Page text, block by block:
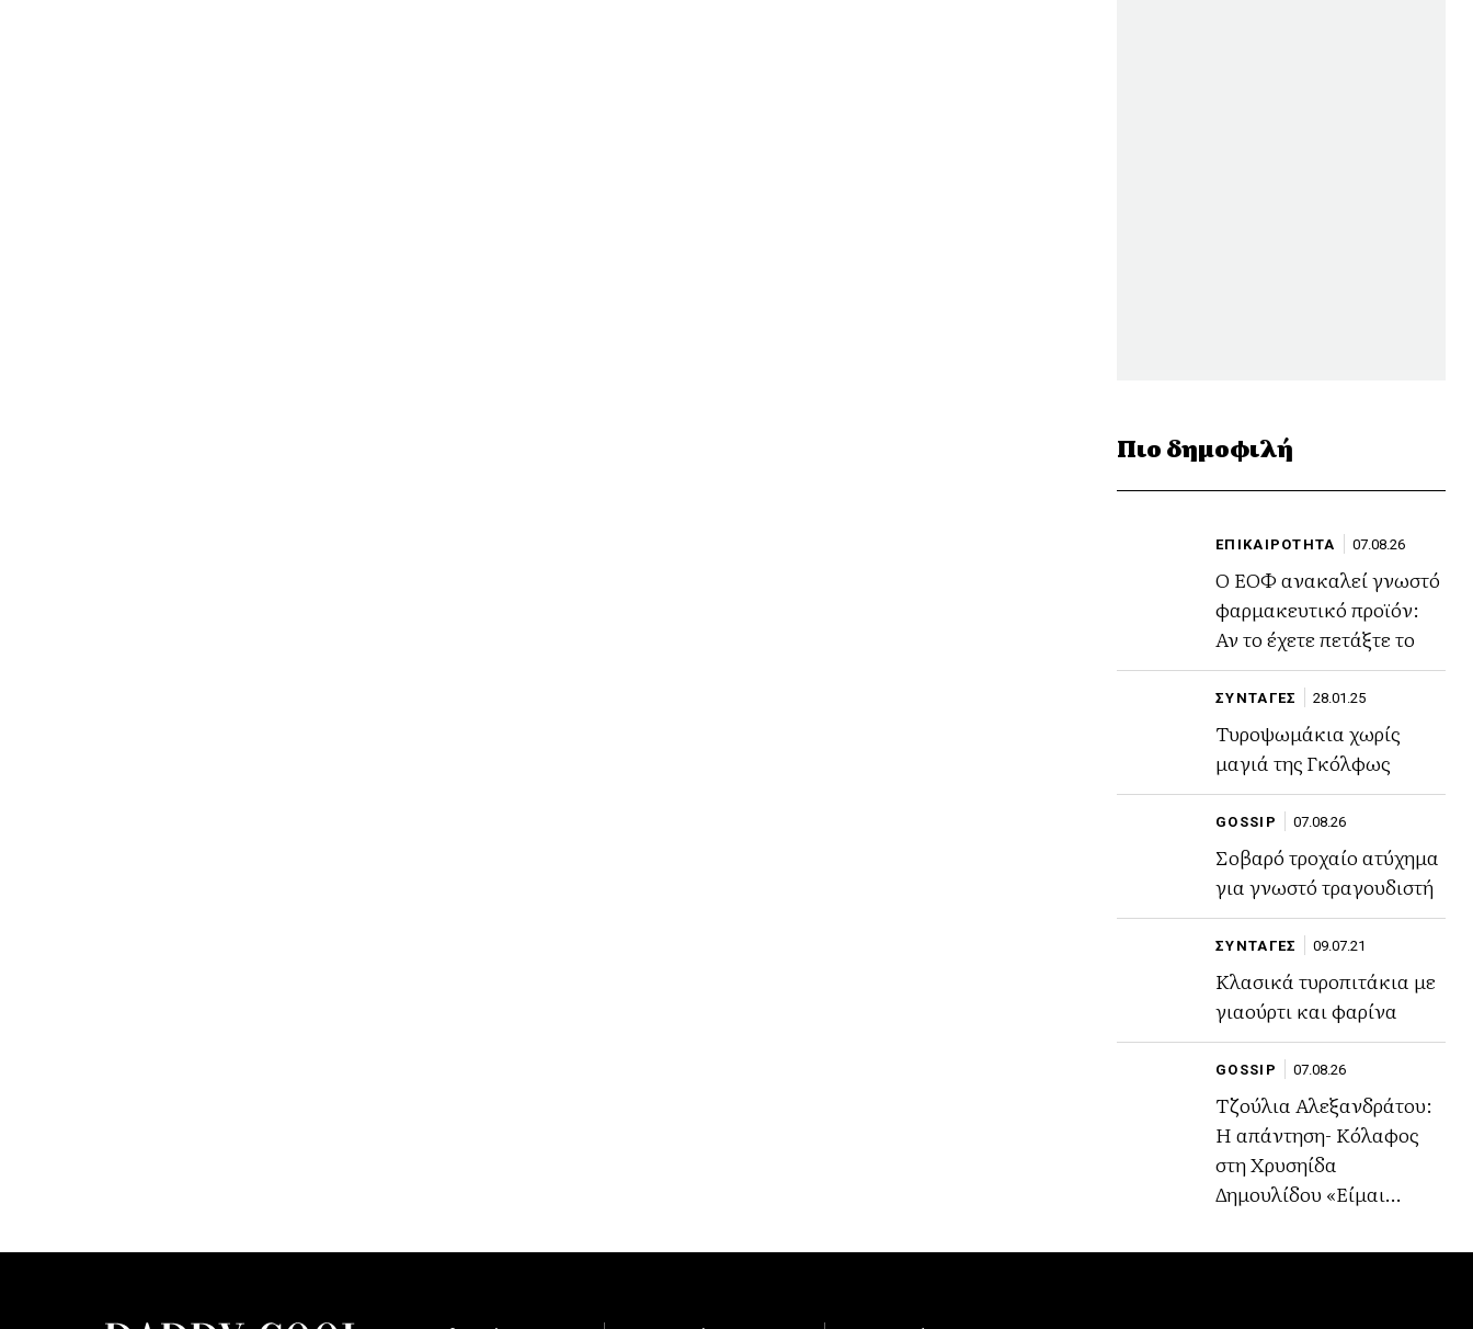
Πιο δημοφιλή
ΕΠΙΚΑΙΡΟΤΗΤΑ 07.08.26
Ο ΕΟΦ ανακαλεί γνωστό
φαρμακευτικό προϊόν:
Αν το έχετε πετάξτε το
ΣΥΝΤΑΓΕΣ 28.01.25
Τυροψωμάκια χωρίς
μαγιά της Γκόλφως
GOSSIP 07.08.26
Σοβαρό τροχαίο ατύχημα
για γνωστό τραγουδιστή
ΣΥΝΤΑΓΕΣ 09.07.21
Κλασικά τυροπιτάκια με
γιαούρτι και φαρίνα
GOSSIP 07.08.26
Τζούλια Αλεξανδράτου:
Η απάντηση- Κόλαφος
στη Χρυσηίδα
Δημουλίδου «Είμαι
μου,την αξιοπρέπειά μου